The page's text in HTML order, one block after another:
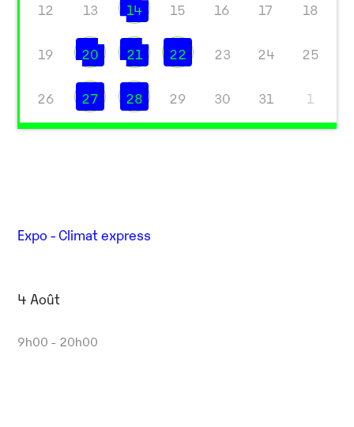
12 13 14 15 16 17 18
19 20 21 22 23 24 25
26 27 28 29 30 31 1
Expo - Climat express
4 Août
9h00 - 20h00